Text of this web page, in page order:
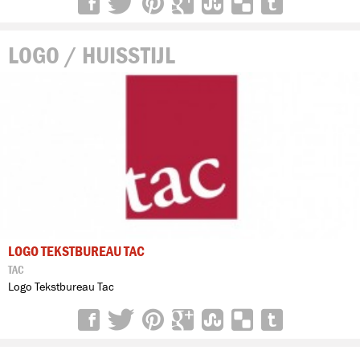
LOGO / HUISSTIJL
LOGO TEKSTBUREAU TAC
TAC
Logo Tekstbureau Tac